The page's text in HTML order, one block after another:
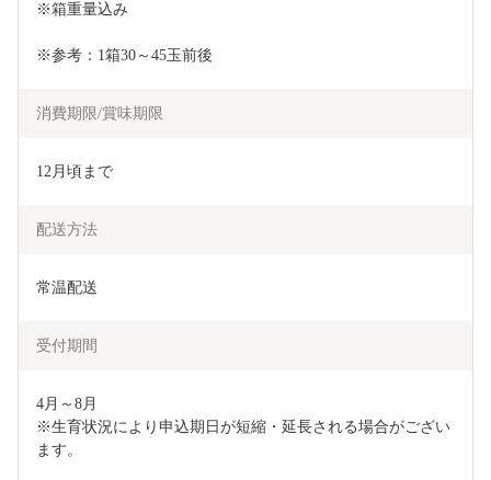
※箱重量込み
※参考：1箱30～45玉前後
消費期限/賞味期限
12月頃まで
配送方法
常温配送
受付期間
4月～8月
※生育状況により申込期日が短縮・延長される場合がござい
ます。